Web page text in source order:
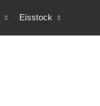
Eisstock